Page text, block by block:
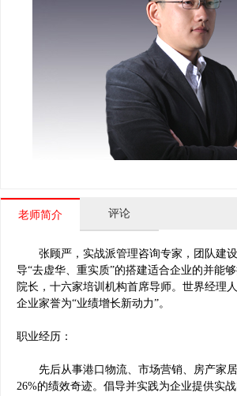
老师简介 评论
张顾严，实战派管理咨询专家，团队建设
导“去虚华、重实质”的搭建适合企业的并能
院长，十六家培训机构首席导师。世界经理
企业家誉为“业绩增长新动力”。
职业经历：
先后从事港口物流、市场营销、房产家居
26%的绩效奇迹。倡导并实践为企业提供实